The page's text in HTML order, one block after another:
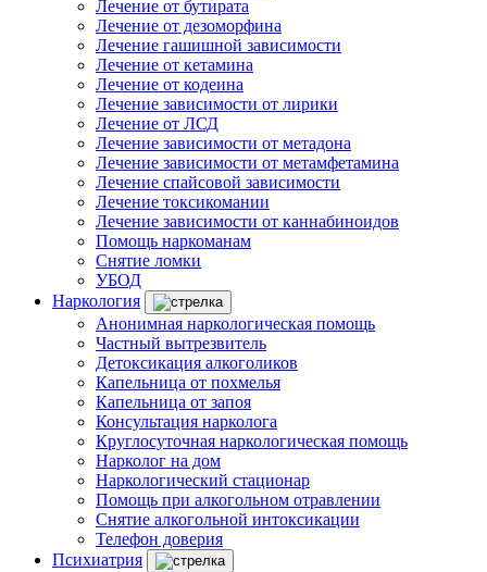
Лечение от бутирата
Лечение от дезоморфина
Лечение гашишной зависимости
Лечение от кетамина
Лечение от кодеина
Лечение зависимости от лирики
Лечение от ЛСД
Лечение зависимости от метадона
Лечение зависимости от метамфетамина
Лечение спайсовой зависимости
Лечение токсикомании
Лечение зависимости от каннабиноидов
Помощь наркоманам
Снятие ломки
УБОД
Наркология
Анонимная наркологическая помощь
Частный вытрезвитель
Детоксикация алкоголиков
Капельница от похмелья
Капельница от запоя
Консультация нарколога
Круглосуточная наркологическая помощь
Нарколог на дом
Наркологический стационар
Помощь при алкогольном отравлении
Снятие алкогольной интоксикации
Телефон доверия
Психиатрия